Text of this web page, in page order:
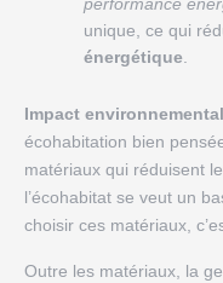
performance
unique, ce qui
énergétique.
Impact
écohabitation bien
matériaux qui réduisent
l’écohabitat se veut un
choisir ces matériaux,
Outre les matériaux, la